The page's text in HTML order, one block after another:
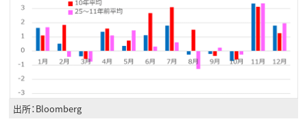
出所：Bloomberg